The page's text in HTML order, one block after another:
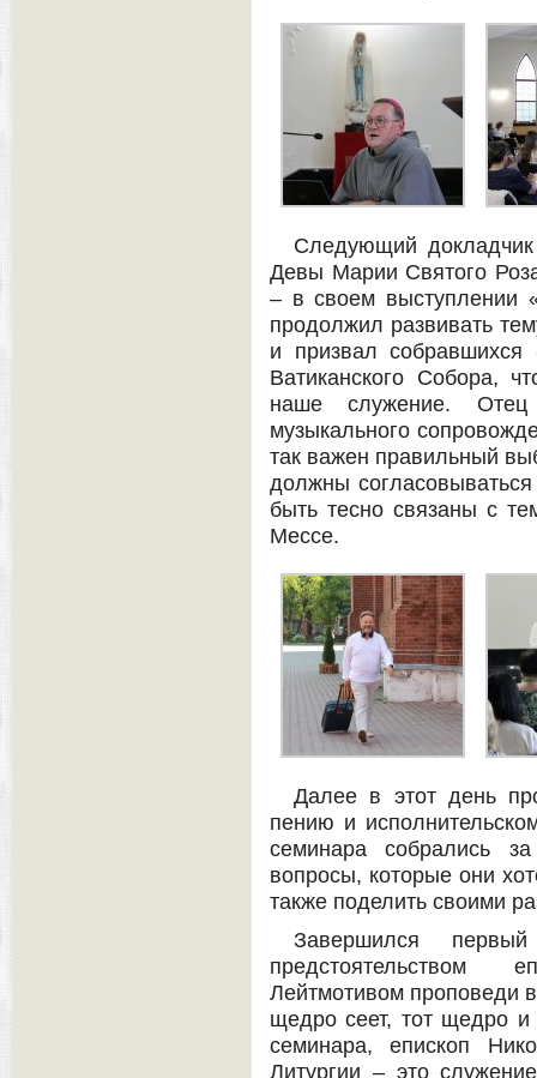
Следующий
Девы Марии Святого
– в своем выступлении
продолжил развивать
и призвал собравшихся
Ватиканского Собора,
наше служение.
музыкального
так важен правильный
должны
быть тесно связаны с
Мессе.
Далее в этот день
пению и
семинара собрались
вопросы, которые они
также поделить своими
Завершился
предстоятельством
Лейтмотивом проповеди
щедро сеет, тот щедро и
семинара, епископ
Литургии – это